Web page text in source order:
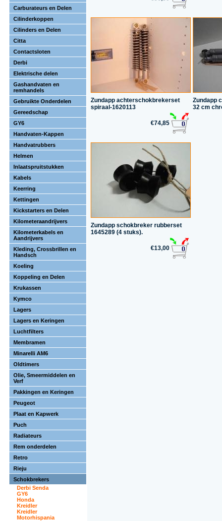
Carburateurs en Delen
Cilinderkoppen
Cilinders en Delen
Citta
Contactsloten
Derbi
Elektrische delen
Gashandvaten en
remhandels
Gebruikte Onderdelen
Gereedschap
GY6
Handvaten-Kappen
Handvatrubbers
Helmen
Inlaatspruitstukken
Kabels
Keerring
Kettingen
Kickstarters en Delen
Kilometeraandrijvers
Kilometerkabels en
Aandrijvers
Kleding, Crossbrillen en
Handsch
Koeling
Koppeling en Delen
Krukassen
Kymco
Lagers
Lagers en Keringen
Luchtfilters
Membramen
Minarelli AM6
Oldtimers
Olie, Smeermiddelen en
Verf
Pakkingen en Keringen
Peugeot
Plaat en Kapwerk
Puch
Radiateurs
Rem onderdelen
Retro
Rieju
Schokbrekers
Derbi Senda
GY6
Honda
Kreidler
Kreidler
Motorhispania
Zundapp achterschokbrekerset
spiraal-1620113
Zundapp
32 cm
€74,85
Zundapp schokbreker rubberset
1645289 (4 stuks).
€13,00